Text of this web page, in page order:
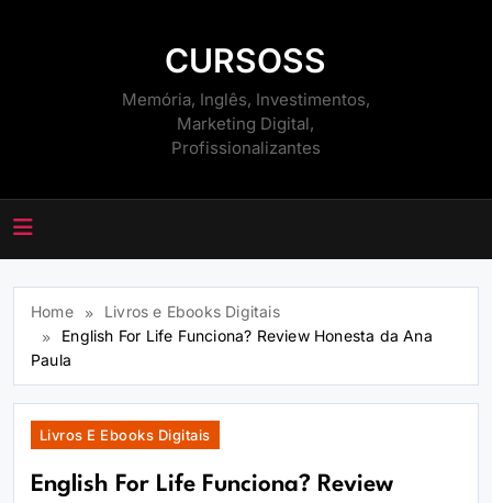
CURSOSS
Memória, Inglês, Investimentos,
Marketing Digital,
Profissionalizantes
Home
Livros e Ebooks Digitais
English For Life Funciona? Review Honesta da Ana
Paula
Livros E Ebooks Digitais
English For Life Funciona? Review